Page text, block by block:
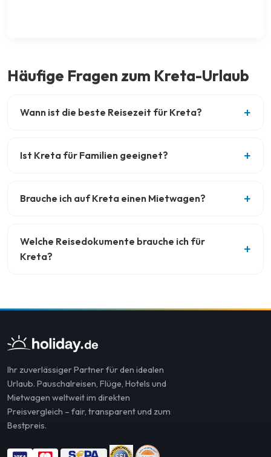
Häufige Fragen zum Kreta-Urlaub
Wann ist die beste Reisezeit für Kreta?
Ist Kreta für Familien geeignet?
Brauche ich auf Kreta einen Mietwagen?
Welche Reisedokumente brauche ich für
Kreta?
Ihr zuverlässiger Partner für den idealen
Urlaub. Pauschalreisen, Flüge, Hotels und
Mietwagen weltweit im direkten
Preisvergleich – fair, transparent und zum
Bestpreis.